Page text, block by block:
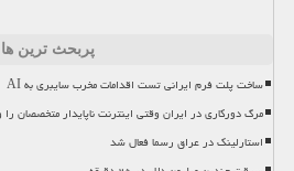
پربحث ترین ها
ساخت پلت فرم ایرانی تست اقدامات مخرب سایبری به AI
مرگ دورکاری در ایران وقتی اینترنت ناپایدار متخصصان را
استارلینک در عراق رسما فعال شد